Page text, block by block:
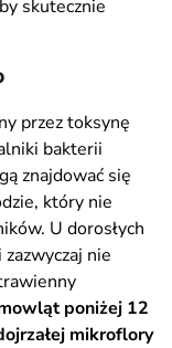
skutecznie
przez toksynę
bakterii
znajdować się
który nie
U dorosłych
nie
poniżej 12
mikroflory